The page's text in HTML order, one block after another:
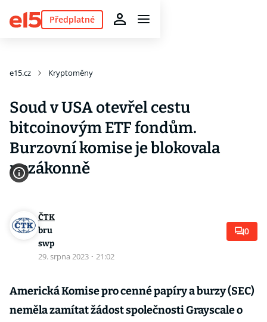
Předplatné
e15.cz Kryptoměny
Soud v USA otevřel cestu
bitcoinovým ETF fondům.
Burzovní komise je blokovala
nezákonně
ČTK
bru
swp
29. srpna 2023 · 21:02
0
Americká Komise pro cenné papíry a burzy (SEC)
neměla zamítat žádost společnosti Grayscale o